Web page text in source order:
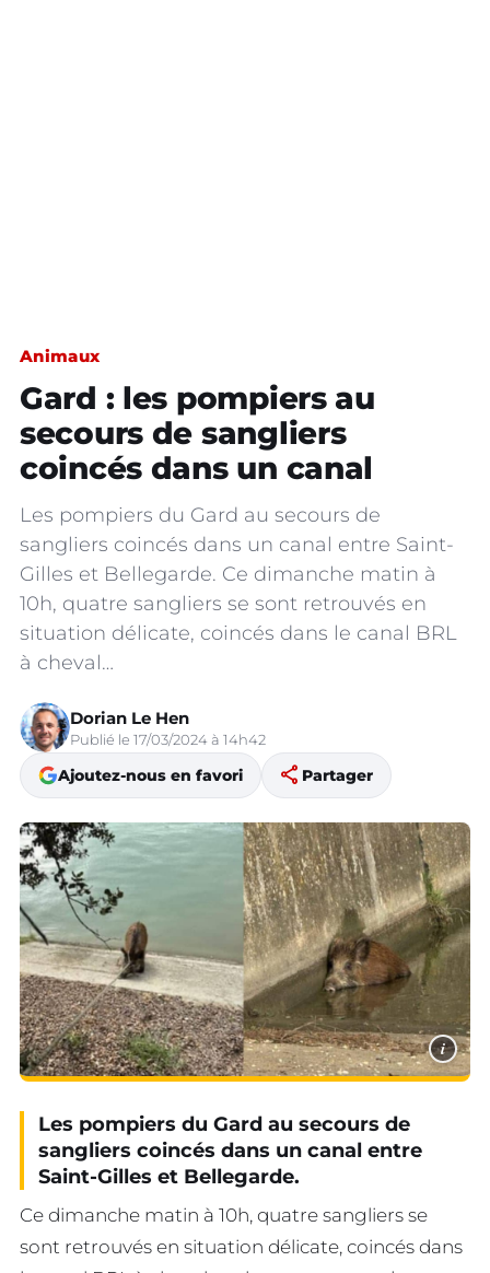
Animaux
Gard : les pompiers au
secours de sangliers
coincés dans un canal
Les pompiers du Gard au secours de
sangliers coincés dans un canal entre Saint-
Gilles et Bellegarde. Ce dimanche matin à
10h, quatre sangliers se sont retrouvés en
situation délicate, coincés dans le canal BRL
à cheval…
Dorian Le Hen
Publié le 17/03/2024 à 14h42
Ajoutez-nous en favori share Partager
i
Les pompiers du Gard au secours de
sangliers coincés dans un canal entre
Saint-Gilles et Bellegarde.
Ce dimanche matin à 10h, quatre sangliers se
sont retrouvés en situation délicate, coincés dans